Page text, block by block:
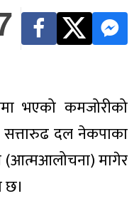
भएको कमजोरीको
सत्तारुढ दल नेकपाका
(आत्मआलोचना) मागेर
छ।